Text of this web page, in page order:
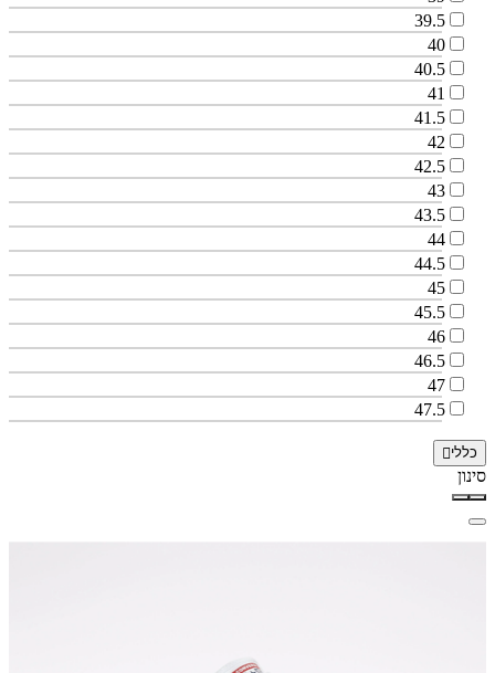
39.5
40
40.5
41
41.5
42
42.5
43
43.5
44
44.5
45
45.5
46
46.5
47
47.5
כללי
סינון